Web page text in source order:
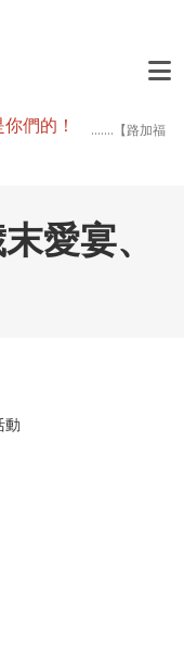
你們的！
.......【路加福
愛宴、
動